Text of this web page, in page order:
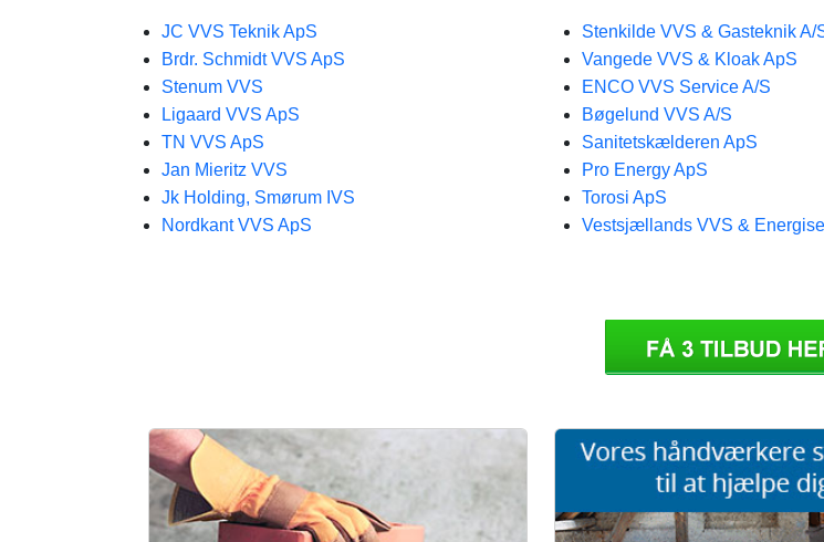
JC VVS Teknik ApS
Brdr. Schmidt VVS ApS
Stenum VVS
Ligaard VVS ApS
TN VVS ApS
Jan Mieritz VVS
Jk Holding, Smørum IVS
Nordkant VVS ApS
Stenkilde VVS & Gasteknik A/
Vangede VVS & Kloak ApS
ENCO VVS Service A/S
Bøgelund VVS A/S
Sanitetskælderen ApS
Pro Energy ApS
Torosi ApS
Vestsjællands VVS &